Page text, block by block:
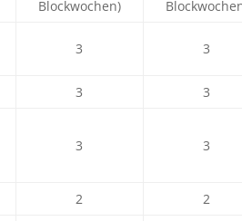
Blockwochen)
3 3
3
3
3 3
2
2